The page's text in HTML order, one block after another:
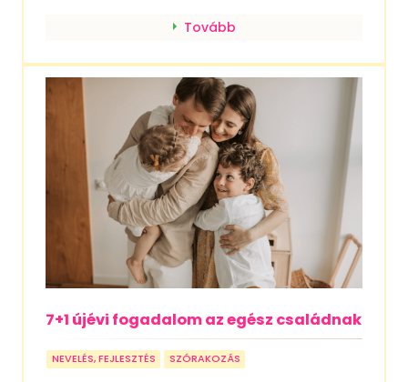
Tovább
7+1 újévi fogadalom az egész családnak
NEVELÉS, FEJLESZTÉS SZÓRAKOZÁS